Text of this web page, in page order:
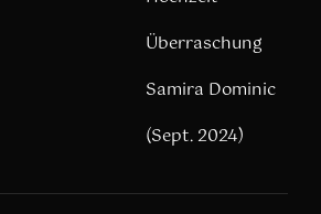
Überraschung
Samira Dominic
(Sept. 2024)